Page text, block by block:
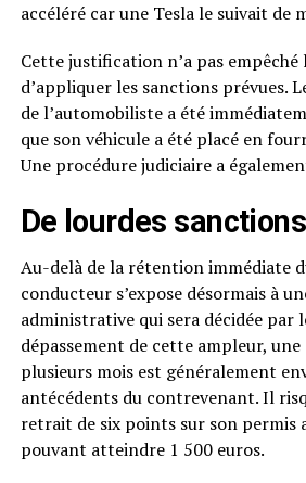
accéléré car une Tesla le suivait de
Cette justification n’a pas
d’appliquer les sanctions prévues.
de l’automobiliste a été
que son véhicule a été placé en
Une procédure judiciaire a
De lourdes
Au-delà de la rétention immédiate
conducteur s’expose désormais à
administrative qui sera décidée par
dépassement de cette ampleur, une
plusieurs mois est généralement
antécédents du contrevenant. Il
retrait de six points sur son permis
pouvant atteindre 1 500 euros.